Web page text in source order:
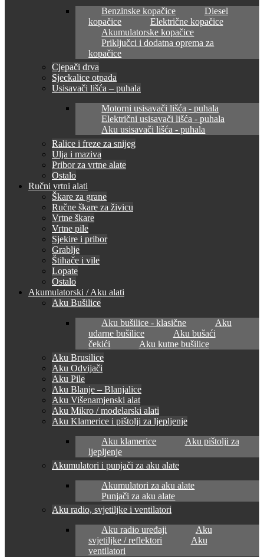
Benzinske kopačice
Diesel
kopačice
Električne kopačice
Akumulatorske kopačice
Priključci i dodatna oprema za
kopačice
Cjepači drva
Sjeckalice otpada
Usisavači lišća – puhala
Motorni usisavači lišća - puhala
Električni usisavači lišća - puhala
Aku usisavači lišća - puhala
Ralice i freze za snijeg
Ulja i maziva
Pribor za vrtne alate
Ostalo
Ručni vrtni alati
Škare za grane
Ručne škare za živicu
Vrtne škare
Vrtne pile
Sjekire i pribor
Grablje
Štihače i vile
Lopate
Ostalo
Akumulatorski / Aku alati
Aku Bušilice
Aku bušilice - klasične
Aku
udarne bušilice
Aku bušaći
čekići
Aku kutne bušilice
Aku Brusilice
Aku Odvijači
Aku Pile
Aku Blanje – Blanjalice
Aku Višenamjenski alat
Aku Mikro / modelarski alati
Aku Klamerice i pištolji za ljepljenje
Aku klamerice
Aku pištolji za
ljepljenje
Akumulatori i punjači za aku alate
Akumulatori za aku alate
Punjači za aku alate
Aku radio, svjetiljke i ventilatori
Aku radio uređaji
Aku
svjetiljke / reflektori
Aku
ventilatori